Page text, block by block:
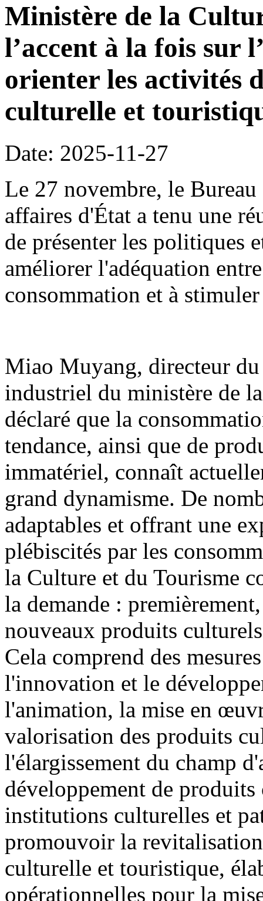
Ministère de la
l’accent à la fois sur
orienter les activités
culturelle et
Date: 2025-11-27
Le 27 novembre, le
affaires d'État a tenu une
de présenter les politiques
améliorer l'adéquation
consommation et à
Miao Muyang, directeur
industriel du ministère de
déclaré que la
tendance, ainsi que de
immatériel, connaît
grand dynamisme. De
adaptables et offrant une
plébiscités par les
la Culture et du Tourisme
la demande :
nouveaux produits
Cela comprend des
l'innovation et le
l'animation, la mise en
valorisation des produits
l'élargissement du champ
développement de
institutions culturelles et
promouvoir la
culturelle et touristique,
opérationnelles pour la